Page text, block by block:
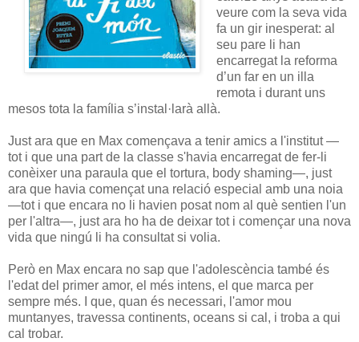
veure com la seva vida
fa un gir inesperat: al
seu pare li han
encarregat la reforma
d’un far en un illa
remota i durant uns
mesos tota la família s’instal·larà allà.
Just ara que en Max començava a tenir amics a l'institut —
tot i que una part de la classe s'havia encarregat de fer-li
conèixer una paraula que el tortura, body shaming—, just
ara que havia començat una relació especial amb una noia
—tot i que encara no li havien posat nom al què sentien l'un
per l'altra—, just ara ho ha de deixar tot i començar una nova
vida que ningú li ha consultat si volia.
Però en Max encara no sap que l'adolescència també és
l'edat del primer amor, el més intens, el que marca per
sempre més. I que, quan és necessari, l'amor mou
muntanyes, travessa continents, oceans si cal, i troba a qui
cal trobar.